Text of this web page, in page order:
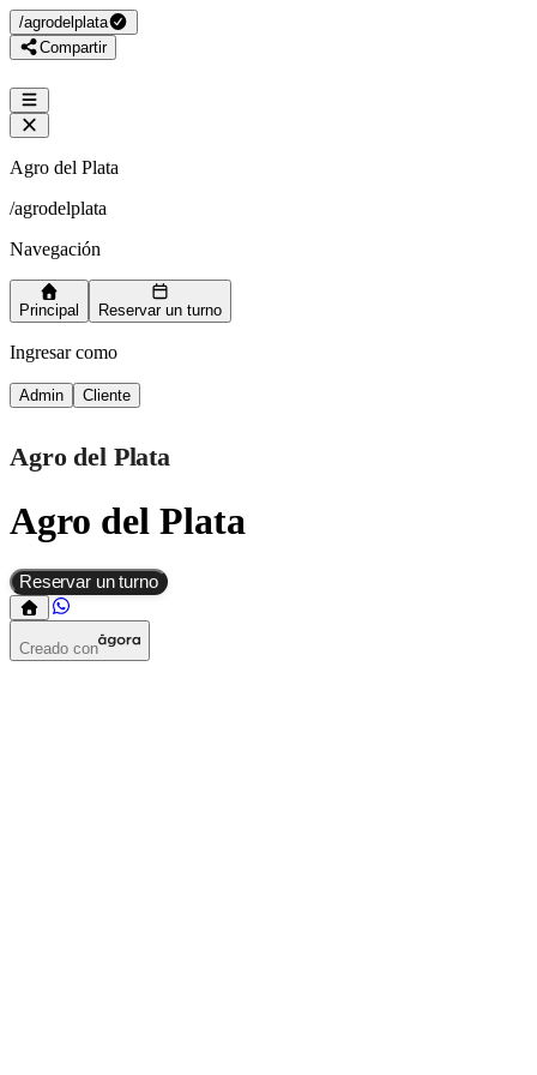
/agrodelplata
Compartir
Agro del Plata
/agrodelplata
Navegación
Principal Reservar un turno
Ingresar como
Admin Cliente
Agro del Plata
Agro del Plata
Reservar un turno
Creado con